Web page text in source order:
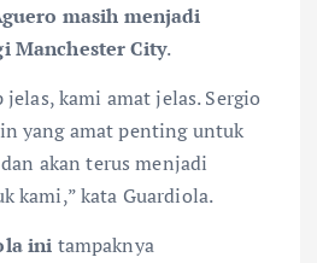
masih menjadi
Manchester City.
jelas, kami amat jelas. Sergio
yang amat penting untuk
akan terus menjadi
kami,” kata Guardiola.
ini tampaknya